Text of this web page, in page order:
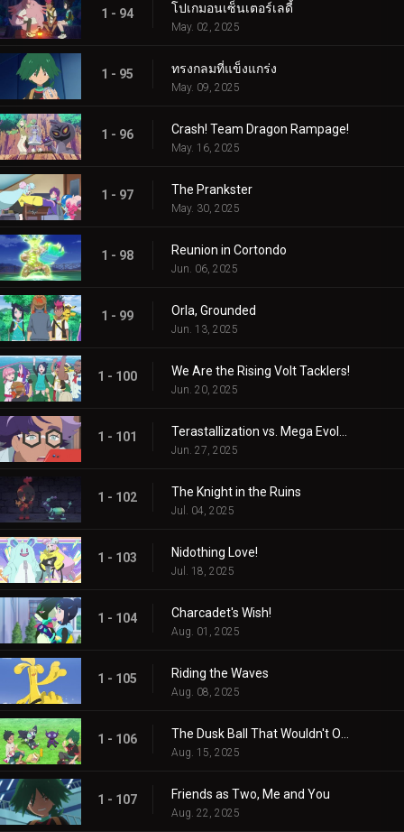
1 - 94 โปเกมอนเซ็นเตอร์เลดี้
May. 02, 2025
1 - 95 ทรงกลมที่แข็งแกร่ง
May. 09, 2025
1 - 96 Crash! Team Dragon Rampage!
May. 16, 2025
1 - 97 The Prankster
May. 30, 2025
1 - 98 Reunion in Cortondo
Jun. 06, 2025
1 - 99 Orla, Grounded
Jun. 13, 2025
1 - 100 We Are the Rising Volt Tacklers!
Jun. 20, 2025
1 - 101
Jun. 27, 2025
1 - 102 The Knight in the Ruins
Jul. 04, 2025
1 - 103 Nidothing Love!
Jul. 18, 2025
1 - 104 Charcadet's Wish!
Aug. 01, 2025
1 - 105 Riding the Waves
Aug. 08, 2025
1 - 106
Aug. 15, 2025
1 - 107 Friends as Two, Me and You
Aug. 22, 2025